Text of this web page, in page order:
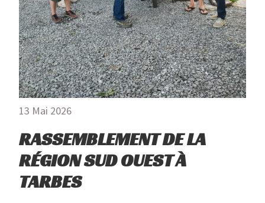
13 Mai 2026
RASSEMBLEMENT DE LA
RÉGION SUD OUEST À
TARBES